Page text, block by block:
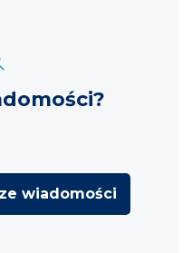
wiadomości